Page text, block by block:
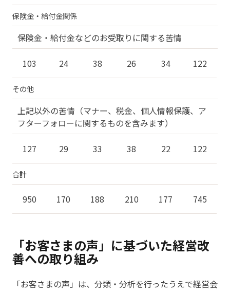
保険金・給付金関係
保険金・給付金などのお受取りに関する苦情
103 24 38 26 34 122
その他
上記以外の苦情（マナー、税金、個人情報保護、ア
フターフォローに関するものを含みます）
127 29 33 38 22 122
合計
950 170 188 210 177 745
「お客さまの声」に基づいた経営改
善への取り組み
「お客さまの声」は、分類・分析を行ったうえで経営会